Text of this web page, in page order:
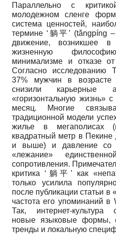
Параллельно с
молодежном сленге
система ценностей,
термине ‘躺平’ (tǎngpíng
движение, возникшее в
жизненную
минимализме и отказе от
Согласно исследованию
37% мужчин в возрасте
снизили карьерные
«горизонтальную жизнь»
месяц. Многие
традиционной модели
жилье в мегаполисах
квадратный метр в Пекине
и выше) и давление со
«лежание»
сопротивления.
критика ‘躺平’ как
только усилила
после публикации статьи
частота его упоминаний
Так, интернет-культура
новые языковые формы,
тренды и локальную